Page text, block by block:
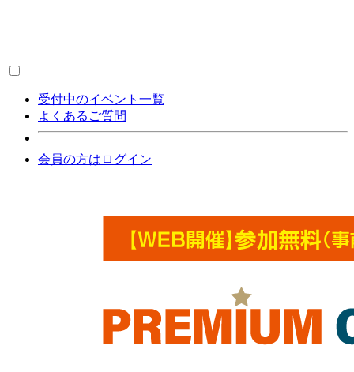
受付中のイベント一覧
よくあるご質問
会員の方はログイン